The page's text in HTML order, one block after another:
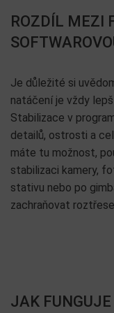
ROZDÍL MEZI
Je důležité si
natáčení je vždy
Stabilizace v
detailů, ostrosti a
máte tu možnost,
stabilizaci kamery,
stativu nebo po
zachraňovat
JAK